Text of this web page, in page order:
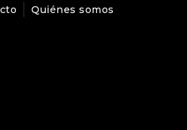
Quiénes somos